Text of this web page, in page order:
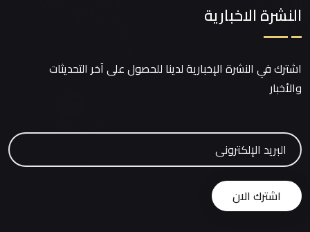
النشرة الاخبارية
اشترك في النشرة الإخبارية لدينا للحصول على آخر التحديثات
والأخبار